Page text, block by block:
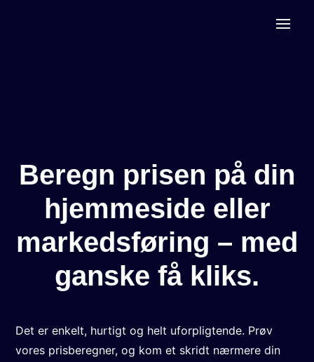
Beregn prisen på din
hjemmeside eller
markedsføring – med
ganske få kliks.
Det er enkelt, hurtigt og helt uforpligtende. Prøv
vores prisberegner, og kom et skridt nærmere din